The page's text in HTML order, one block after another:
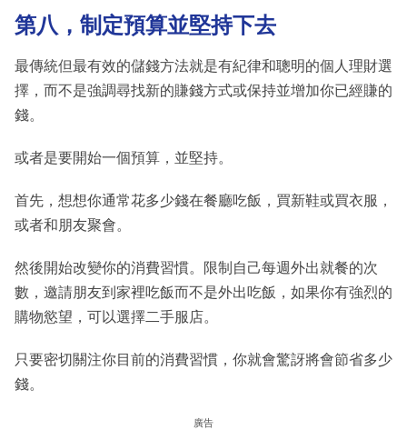
第八，制定預算並堅持下去
最傳統但最有效的儲錢方法就是有紀律和聰明的個人理財選
擇，而不是強調尋找新的賺錢方式或保持並增加你已經賺的
錢。
或者是要開始一個預算，並堅持。
首先，想想你通常花多少錢在餐廳吃飯，買新鞋或買衣服，
或者和朋友聚會。
然後開始改變你的消費習慣。限制自己每週外出就餐的次
數，邀請朋友到家裡吃飯而不是外出吃飯，如果你有強烈的
購物慾望，可以選擇二手服店。
只要密切關注你目前的消費習慣，你就會驚訝將會節省多少
錢。
廣告